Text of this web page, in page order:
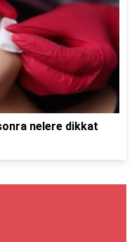
nelere dikkat